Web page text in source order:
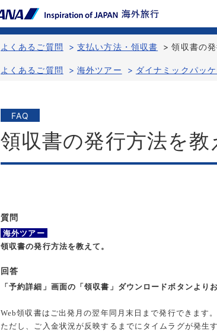
よくあるご質問 > 支払い方法・領収書 > 領収書の
よくあるご質問 > 海外ツアー > ダイナミックパッ
FAQ
領収書の発行方法を教
質問
海外ツアー
領収書の発行方法を教えて。
回答
「予約詳細」画面の「領収書」ダウンロードボタンより
Web領収書はご出発月の翌年同月末日まで発行できます。
ただし、ご入金状況が反映するまでにタイムラグが発生